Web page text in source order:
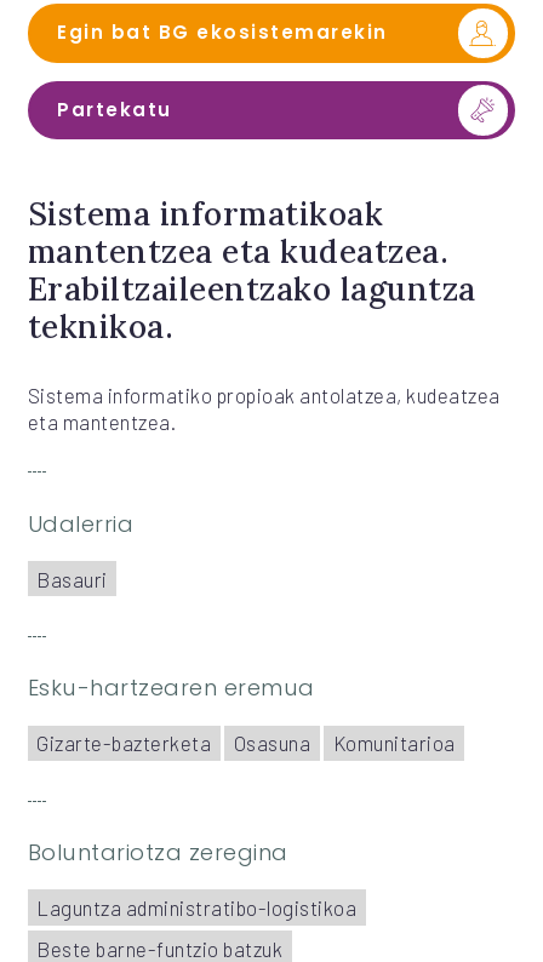
Egin bat BG ekosistemarekin
Partekatu
Sistema informatikoak
mantentzea eta kudeatzea.
Erabiltzaileentzako laguntza
teknikoa.
Sistema informatiko propioak antolatzea, kudeatzea
eta mantentzea.
Udalerria
Basauri
Esku-hartzearen eremua
Gizarte-bazterketa Osasuna Komunitarioa
Boluntariotza zeregina
Laguntza administratibo-logistikoa
Beste barne-funtzio batzuk